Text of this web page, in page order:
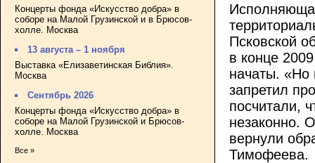
Концерты фонда «Искусство добра» в
соборе на Малой Грузинской и в Брюсов-
холле. Москва
13 августа – 1 ноября
Выставка «Елизаветинская Библия».
Москва
Сентябрь 2026
Концерты фонда «Искусство добра» в
соборе на Малой Грузинской и Брюсов-
холле. Москва
Все »
Псковской
в конце
начаты. «Но
запретил
посчитали,
незаконно.
вернули
Тимофеева.